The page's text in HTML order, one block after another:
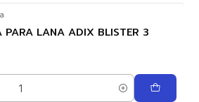
PARA LANA ADIX BLISTER 3